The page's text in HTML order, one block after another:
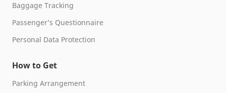
Baggage Tracking
Passenger’s Questionnaire
Personal Data Protection
How to Get
Parking Arrangement